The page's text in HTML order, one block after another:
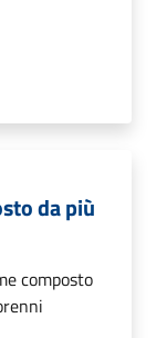
da più
composto